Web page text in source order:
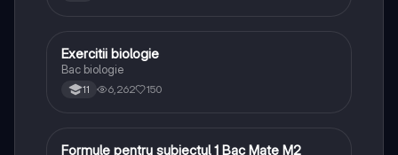
Biologie
Exercitii biologie
Bac biologie
11 6,262 150
Matematică
Formule pentru subiectul 1 Bac Mate M2